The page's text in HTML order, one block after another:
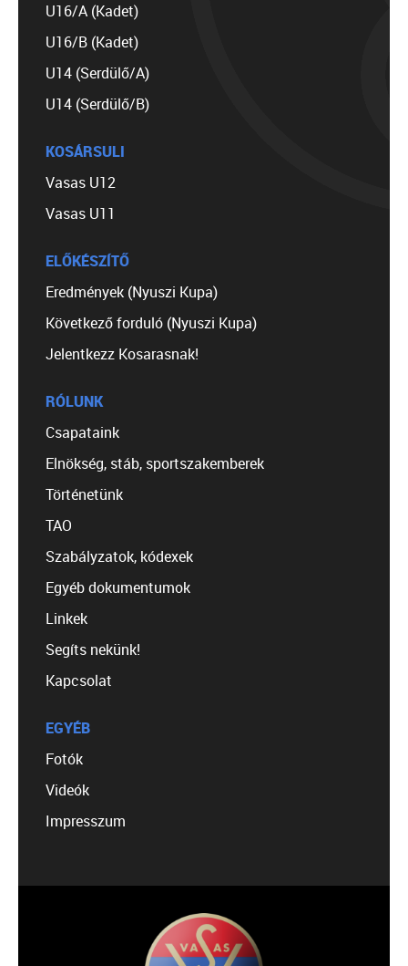
U16/A (Kadet)
U16/B (Kadet)
U14 (Serdülő/A)
U14 (Serdülő/B)
KOSÁRSULI
Vasas U12
Vasas U11
ELŐKÉSZÍTŐ
Eredmények (Nyuszi Kupa)
Következő forduló (Nyuszi Kupa)
Jelentkezz Kosarasnak!
RÓLUNK
Csapataink
Elnökség, stáb, sportszakemberek
Történetünk
TAO
Szabályzatok, kódexek
Egyéb dokumentumok
Linkek
Segíts nekünk!
Kapcsolat
EGYÉB
Fotók
Videók
Impresszum